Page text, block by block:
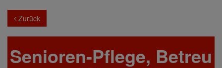
Zurück
Senioren-Pflege, Betreu